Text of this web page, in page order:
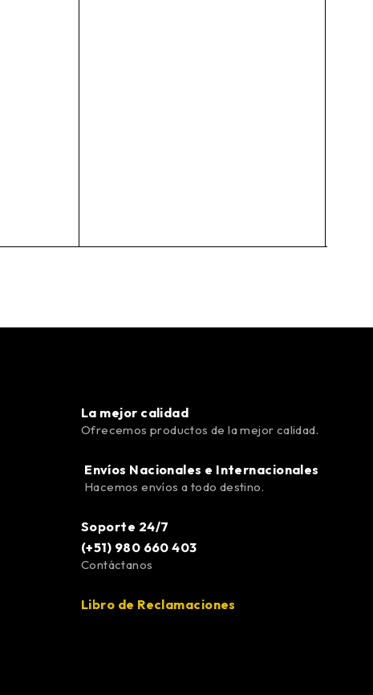
La mejor calidad
Ofrecemos productos de la mejor calidad.
Envíos Nacionales e Internacionales
Hacemos envíos a todo destino.
Soporte 24/7
(+51) 980 660 403
Contáctanos
Libro de Reclamaciones